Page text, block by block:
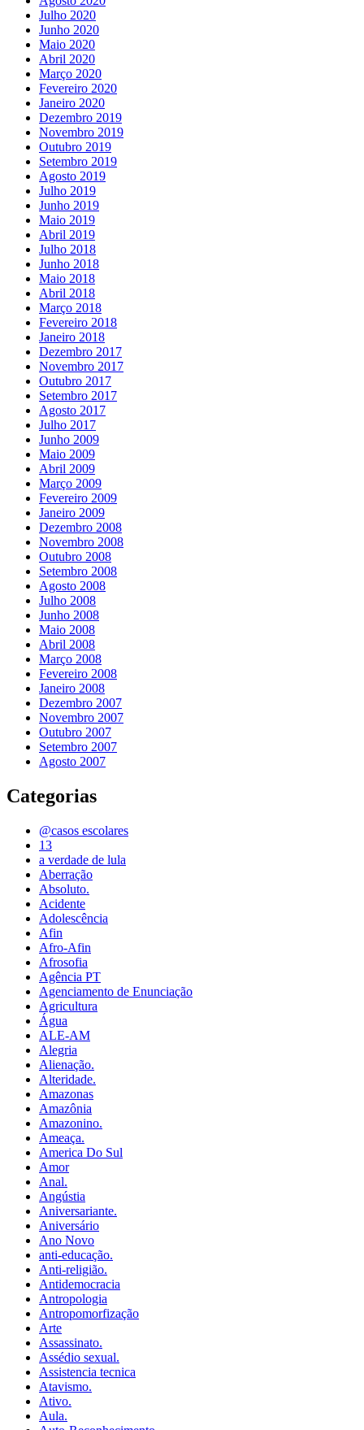
Julho 2020
Junho 2020
Maio 2020
Abril 2020
Março 2020
Fevereiro 2020
Janeiro 2020
Dezembro 2019
Novembro 2019
Outubro 2019
Setembro 2019
Agosto 2019
Julho 2019
Junho 2019
Maio 2019
Abril 2019
Julho 2018
Junho 2018
Maio 2018
Abril 2018
Março 2018
Fevereiro 2018
Janeiro 2018
Dezembro 2017
Novembro 2017
Outubro 2017
Setembro 2017
Agosto 2017
Julho 2017
Junho 2009
Maio 2009
Abril 2009
Março 2009
Fevereiro 2009
Janeiro 2009
Dezembro 2008
Novembro 2008
Outubro 2008
Setembro 2008
Agosto 2008
Julho 2008
Junho 2008
Maio 2008
Abril 2008
Março 2008
Fevereiro 2008
Janeiro 2008
Dezembro 2007
Novembro 2007
Outubro 2007
Setembro 2007
Agosto 2007
Categorias
@casos escolares
13
a verdade de lula
Aberração
Absoluto.
Acidente
Adolescência
Afin
Afro-Afin
Afrosofia
Agência PT
Agenciamento de Enunciação
Agricultura
Água
ALE-AM
Alegria
Alienação.
Alteridade.
Amazonas
Amazônia
Amazonino.
Ameaça.
America Do Sul
Amor
Anal.
Angústia
Aniversariante.
Aniversário
Ano Novo
anti-educação.
Anti-religião.
Antidemocracia
Antropologia
Antropomorfização
Arte
Assassinato.
Assédio sexual.
Assistencia tecnica
Atavismo.
Ativo.
Aula.